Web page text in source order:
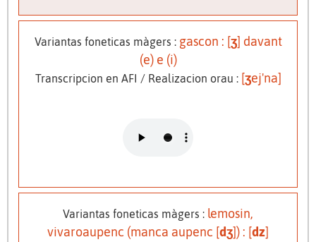
Variantas foneticas màgers : gascon : [ʒ] davant
(e) e (i)
Transcripcion en AFI / Realizacion orau : [ʒej'na]
Variantas foneticas màgers : lemosin,
vivaroaupenc (manca aupenc [dʒ]) : [dz]